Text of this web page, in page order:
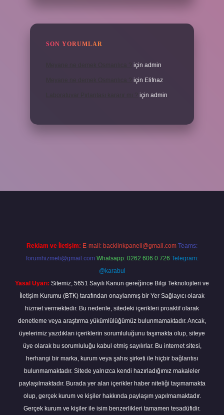
SON YORUMLAR
için admin
için Elifnaz
için admin
Reklam ve İletişim: E-mail: backlinkpaneli@gmail.com Teams:
forumhizmeti@gmail.com Whatsapp: 0262 606 0 726 Telegram:
@karabul
Yasal Uyarı: Sitemiz, 5651 Sayılı Kanun gereğince Bilgi Teknolojileri ve
İletişim Kurumu (BTK) tarafından onaylanmış bir Yer Sağlayıcı olarak
hizmet vermektedir. Bu nedenle, sitedeki içerikleri proaktif olarak
denetleme veya araştırma yükümlülüğümüz bulunmamaktadır. Ancak,
üyelerimiz yazdıkları içeriklerin sorumluluğunu taşımakta olup, siteye
üye olarak bu sorumluluğu kabul etmiş sayılırlar. Bu internet sitesi,
herhangi bir marka, kurum veya şahıs şirketi ile hiçbir bağlantısı
bulunmamaktadır. Sitede yalnızca kendi hazırladığımız makaleler
paylaşılmaktadır. Burada yer alan içerikler haber niteliği taşımamakta
olup, gerçek kurum ve kişiler hakkında paylaşım yapılmamaktadır.
Gerçek kurum ve kişiler ile isim benzerlikleri tamamen tesadüfidir.